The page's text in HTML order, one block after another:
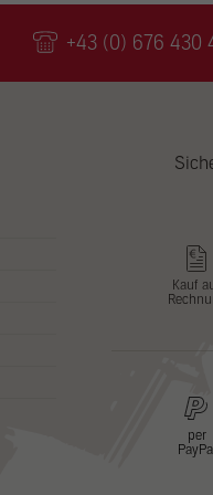
+43 (0) 676 430
Kauf
per
PayPal
zu